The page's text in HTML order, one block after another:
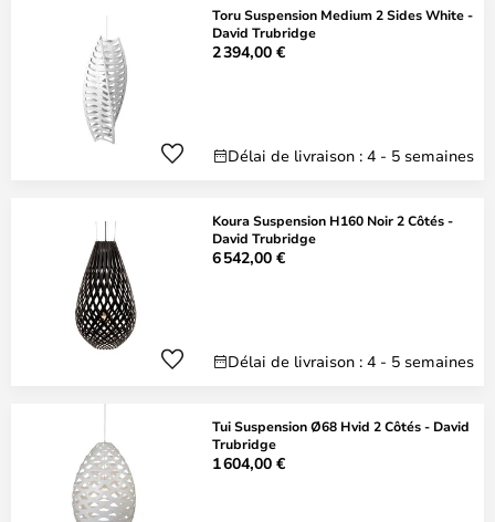
Toru Suspension Medium 2 Sides White -
David Trubridge
2 394,00 €
Délai de livraison : 4 - 5 semaines
Koura Suspension H160 Noir 2 Côtés -
David Trubridge
6 542,00 €
Délai de livraison : 4 - 5 semaines
Tui Suspension Ø68 Hvid 2 Côtés - David
Trubridge
1 604,00 €